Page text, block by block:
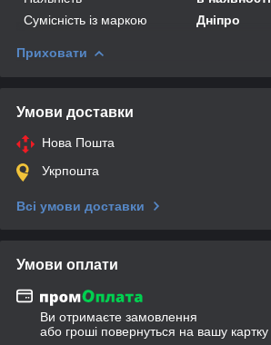
Сумісність із маркою
Дніпро
Приховати
Умови доставки
Нова Пошта
Укрпошта
Всі умови доставки
Умови оплати
Ви отримаєте замовлення
або гроші повернуться на вашу картку